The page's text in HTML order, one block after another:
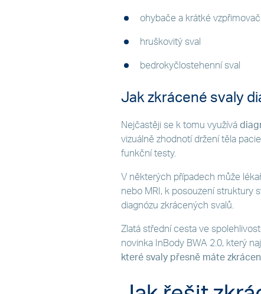
ohybače a krátké
hruškovitý sval
bedrokyčlostehenní sval
Jak zkrácené svaly
Nejčastěji se k tomu využívá
vizuálně zhodnotí držení těla
funkční testy.
V některých případech může
nebo MRI, k posouzení struktury
diagnózu zkrácených svalů.
Zlatá střední cesta ve
novinka InBody BWA 2.0, který
které svaly přesně máte